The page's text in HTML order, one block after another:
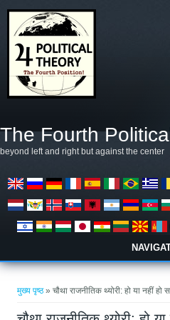
The Fourth
beyond left and right but against the center
आप यहाँ हैं
मुख्य पृष्ठ» चौथा राजनीतिक थ्योरी: हो या नहीं हो